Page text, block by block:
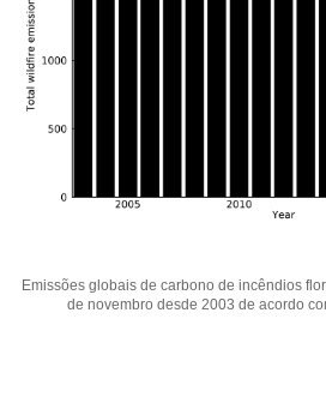
Emissões globais de carbono de incêndios
de novembro desde 2003 de acordo